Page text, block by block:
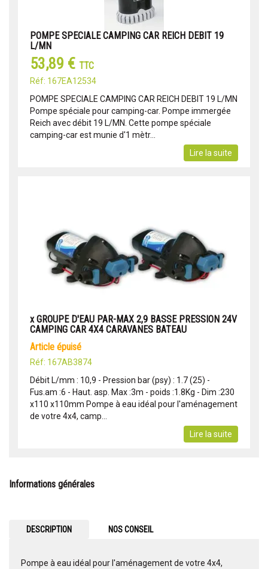
POMPE SPECIALE CAMPING CAR REICH DEBIT 19
L/MN
53,89 € TTC
Réf: 167EA12534
POMPE SPECIALE CAMPING CAR REICH DEBIT 19 L/MN
Pompe spéciale pour camping-car. Pompe immergée
Reich avec débit 19 L/MN. Cette pompe spéciale
camping-car est munie d'1 mètr...
Lire la suite
x GROUPE D'EAU PAR-MAX 2,9 BASSE PRESSION 24V
CAMPING CAR 4X4 CARAVANES BATEAU
article épuisé
Réf: 167AB3874
Débit L/mm : 10,9 - Pression bar (psy) : 1.7 (25) -
Fus.am :6 - Haut. asp. Max :3m - poids :1.8Kg - Dim :230
x110 x110mm Pompe à eau idéal pour l'aménagement
de votre 4x4, camp...
Lire la suite
Informations générales
DESCRIPTION NOS CONSEIL
Pompe à eau idéal pour l'aménagement de votre 4x4,